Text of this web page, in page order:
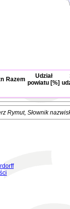
Razem
Udział
powiatu [%]
Rymut, Słownik